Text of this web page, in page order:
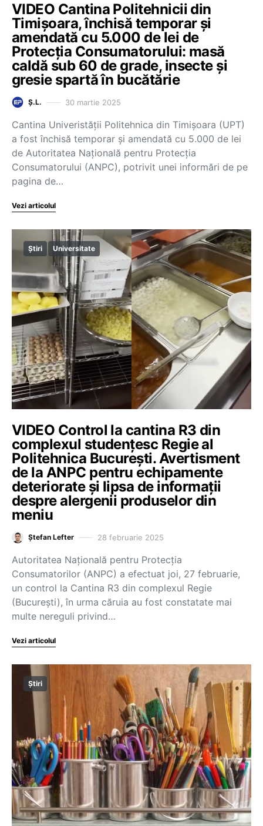
VIDEO Cantina Politehnicii din
Timișoara, închisă temporar și
amendată cu 5.000 de lei de
Protecția Consumatorului: masă
caldă sub 60 de grade, insecte și
gresie spartă în bucătărie
Ș.L. 30 martie 2025
Cantina Univeristății Politehnica din Timișoara (UPT)
a fost închisă temporar și amendată cu 5.000 de lei
de Autoritatea Națională pentru Protecția
Consumatorului (ANPC), potrivit unei informări de pe
pagina de…
Vezi articolul
Știri Universitate
VIDEO Control la cantina R3 din
complexul studențesc Regie al
Politehnica București. Avertisment
de la ANPC pentru echipamente
deteriorate și lipsa de informații
despre alergenii produselor din
meniu
Ștefan Lefter 28 februarie 2025
Autoritatea Națională pentru Protecția
Consumatorilor (ANPC) a efectuat joi, 27 februarie,
un control la Cantina R3 din complexul Regie
(București), în urma căruia au fost constatate mai
multe nereguli privind…
Vezi articolul
Știri